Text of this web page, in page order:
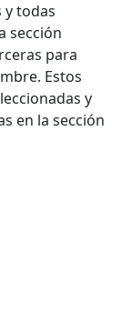
y todas
sección
para
Estos
y
en la sección